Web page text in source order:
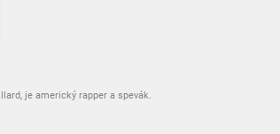
je americký rapper a spevák.